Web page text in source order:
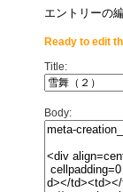
エントリーの
Ready to edit
Title:
Body: